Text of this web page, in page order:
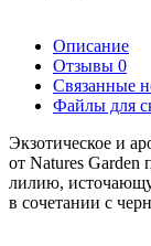
Описание
Отзывы 0
Связанные
Файлы для
Экзотическое и
от Natures Garden
лилию,
в сочетании с